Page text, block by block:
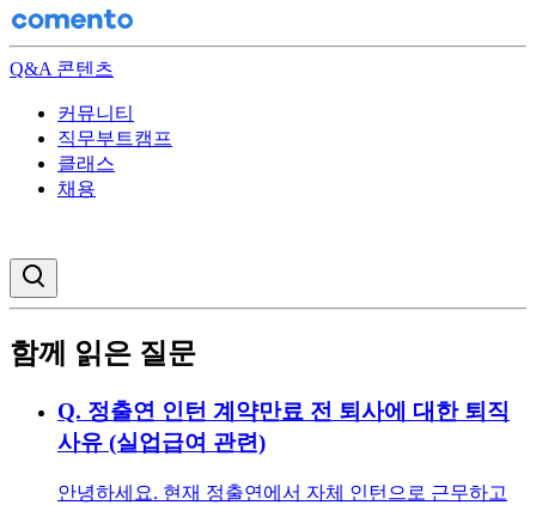
Q&A 콘텐츠
커뮤니티
직무부트캠프
클래스
채용
함께 읽은 질문
Q. 정출연 인턴 계약만료 전 퇴사에 대한 퇴직
사유 (실업급여 관련)
안녕하세요. 현재 정출연에서 자체 인턴으로 근무하고